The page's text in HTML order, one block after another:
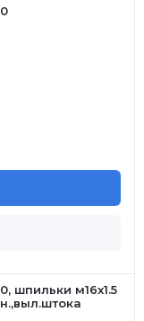
шпильки м16x1.5